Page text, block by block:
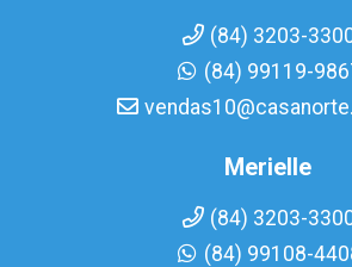
(84) 3203-
(84) 99119-
Merielle
(84) 3203-
(84) 99108-